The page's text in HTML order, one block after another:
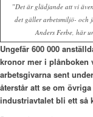
”Det är glädjande att vi
det gäller arbetsmiljö- och
Anders Ferbe, här
Ungefär 600 000
kronor mer i plånboken
arbetsgivarna sent
återstår att se om
industriavtalet bli ett så